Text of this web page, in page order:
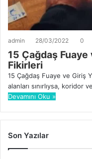
admin 28/03/2022 0
15 Çağdaş Fuaye
Fikirleri
15 Çağdaş Fuaye ve Giriş
alanları sınırlıysa, koridor
Devamını Oku »
Son Yazılar